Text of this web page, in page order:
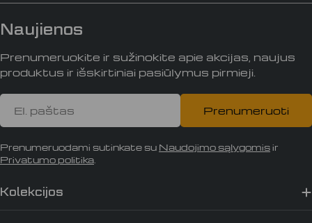
Kolekcijos
Naujienos
Prenumeruokite ir sužinokite apie akcijas, naujus
produktus ir išskirtiniai pasiūlymus pirmieji.
El.
paštas
Prenumeruoti
Prenumeruodami sutinkate su Naudojimo sąlygomisir
Privatumo politika